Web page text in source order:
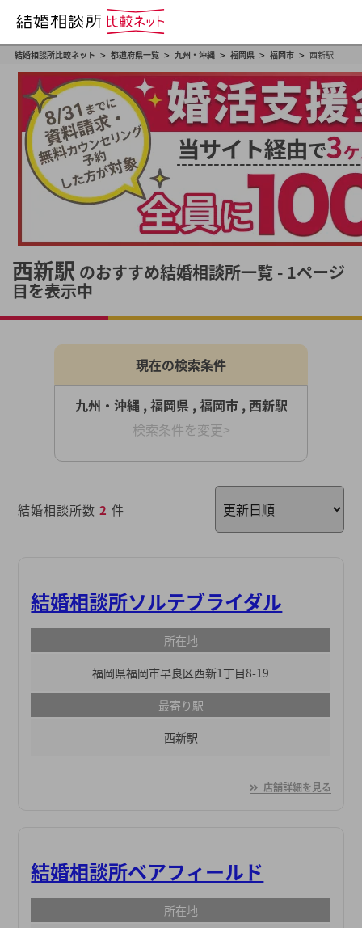
結婚相談所比較ネット > 都道府県一覧 > 九州・沖縄 > 福岡県 > 福岡市 > 西新駅
西新駅 のおすすめ結婚相談所一覧 - 1ページ
目を表示中
現在の検索条件
九州・沖縄 , 福岡県 , 福岡市 , 西新駅
検索条件を変更>
結婚相談所数 2 件
結婚相談所ソルテブライダル
所在地
福岡県福岡市早良区西新1丁目8-19
最寄り駅
西新駅
店舗詳細を見る
結婚相談所ベアフィールド
所在地